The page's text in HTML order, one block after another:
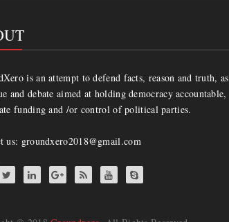
is an attempt to defend facts, reason and truth,
and debate aimed at holding democracy
funding and /or control of political parties.
us: groundxero2018@gmail.com